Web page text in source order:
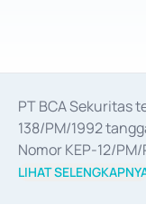
PT BCA Sekuritas
138/PM/1992
Nomor KEP-12/
merger, akuisisi,
LIHAT